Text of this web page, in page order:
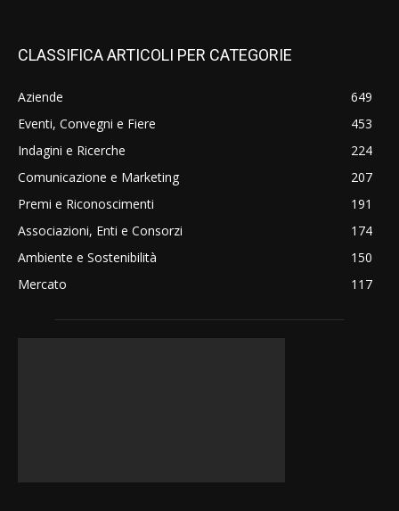
CLASSIFICA ARTICOLI PER CATEGORIE
Aziende
649
Eventi, Convegni e Fiere
453
Indagini e Ricerche
224
Comunicazione e Marketing
207
Premi e Riconoscimenti
191
Associazioni, Enti e Consorzi
174
Ambiente e Sostenibilità
150
Mercato
117